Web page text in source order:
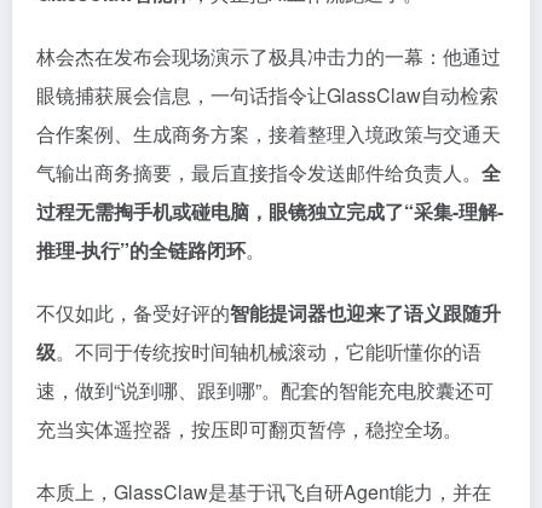
林会杰在发布会现场演示了极具冲击力的一幕：他通过
眼镜捕获展会信息，一句话指令让GlassClaw自动检索
合作案例、生成商务方案，接着整理入境政策与交通天
气输出商务摘要，最后直接指令发送邮件给负责人。 全
过程无需掏手机或碰电脑，眼镜独立完成了“采集-理解-
推理-执行”的全链路闭环。
不仅如此，备受好评的智能提词器也迎来了语义跟随升
级。不同于传统按时间轴机械滚动，它能听懂你的语
速，做到“说到哪、跟到哪”。配套的智能充电胶囊还可
充当实体遥控器，按压即可翻页暂停，稳控全场。
本质上，GlassClaw是基于讯飞自研Agent能力，并在